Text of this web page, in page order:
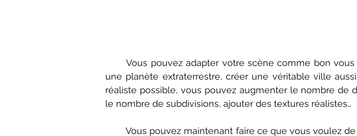
	Vous pouvez adapter votre scène comme bon vous semble, faire cette base sur
une planète extraterrestre, créer une véritable ville
réaliste possible, vous pouvez augmenter le nombre de
le nombre de subdivisions, ajouter des textures réalistes…
	Vous pouvez maintenant faire ce que vous voulez de votre animation ou image et